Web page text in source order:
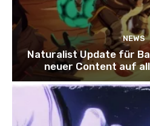
NEWS
Naturalist Update für
neuer Content auf